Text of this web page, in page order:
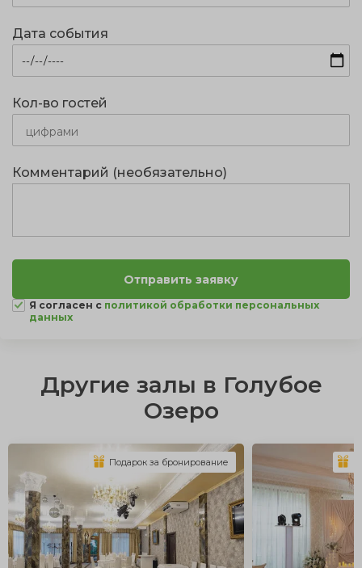
Дата события
Кол-во гостей
Комментарий (необязательно)
Я согласен с политикой обработки персональных
данных
Другие залы в Голубое
Озеро
Подарок за бронирование